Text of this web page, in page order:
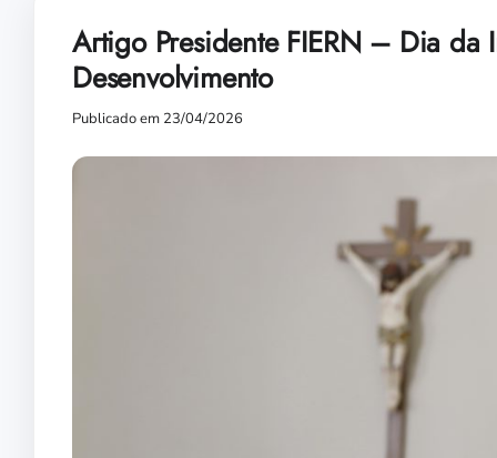
Artigo Presidente FIERN – Dia da
Desenvolvimento
Publicado em 23/04/2026